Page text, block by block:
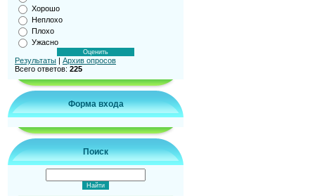
Хорошо
Неплохо
Плохо
Ужасно
Результаты | Архив опросов
Всего ответов: 225
Форма входа
Поиск